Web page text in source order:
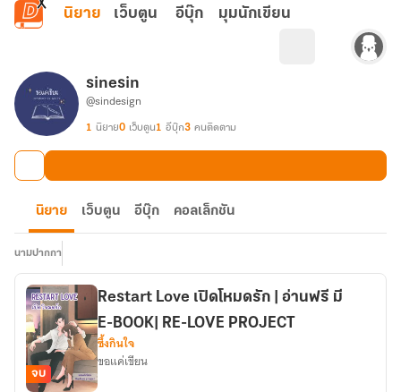
ข้ามไปยังเนื้อหาหลัก
นิยาย เว็บตูน อีบุ๊ก มุมนักเขียน
sinesin
@sindesign
1 นิยาย0 เว็บตูน1 อีบุ๊ก3 คนติดตาม
นิยาย เว็บตูน อีบุ๊ก คอลเล็กชัน
นามปากกา
จบ
Restart Love เปิดโหมดรัก | อ่านฟรี มี
E-BOOK| RE-LOVE PROJECT
ซึ้งกินใจ
ขอแค่เขียน